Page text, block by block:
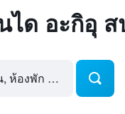
ด อะกิอุ
ห้องพัก 1 ห้อง